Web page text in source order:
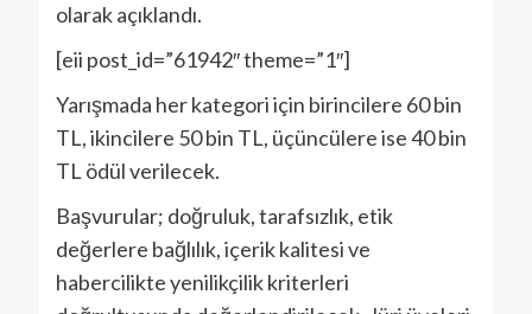
olarak açıklandı.
[eii post_id=”61942″ theme=”1″]
Yarışmada her kategori için birincilere 60 bin
TL, ikincilere 50 bin TL, üçüncülere ise 40 bin
TL ödül verilecek.
Başvurular; doğruluk, tarafsızlık, etik
değerlere bağlılık, içerik kalitesi ve
habercilikte yenilikçilik kriterleri